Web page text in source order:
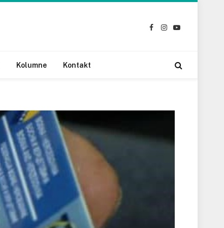
Facebook
Instagram
YouTube
Kolumne Kontakt